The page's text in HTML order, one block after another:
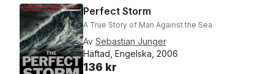
Perfect Storm
A True Story of Man Against the Sea
Av Sebastian Junger
Häftad, Engelska, 2006
136 kr